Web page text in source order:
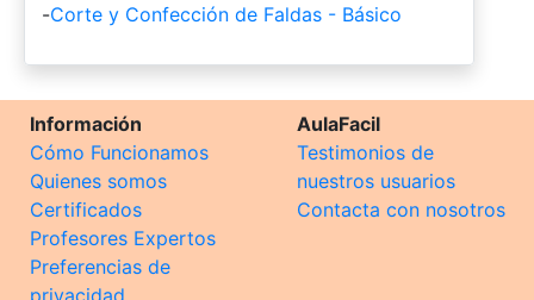
-Corte y Confección de Faldas - Básico
Información
Cómo Funcionamos
Quienes somos
Certificados
Profesores Expertos
Preferencias de
privacidad
AulaFacil
Testimonios de
nuestros usuarios
Contacta con nosotros